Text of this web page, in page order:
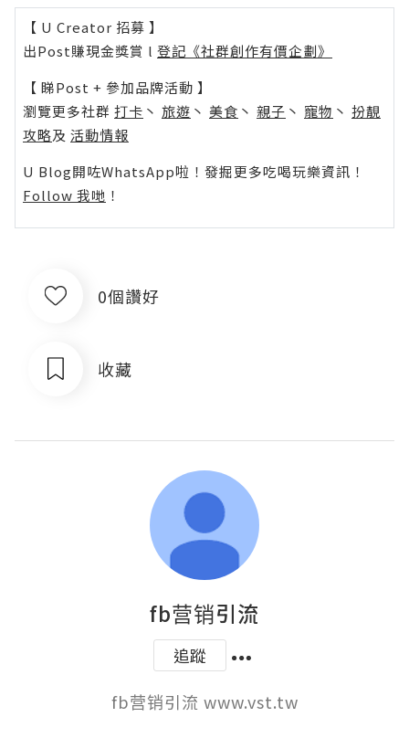
【 U Creator 招募 】
出Post賺現金獎賞 l 登記《社群創作有價企劃》
【 睇Post + 參加品牌活動 】
瀏覽更多社群 打卡 丶 旅遊 丶 美食 丶 親子 丶 寵物 丶 扮靚
攻略及 活動情報
U Blog開咗WhatsApp啦！發掘更多吃喝玩樂資訊！
Follow 我哋 ！
0個讚好
收藏
fb营销引流
追蹤
fb营销引流 www.vst.tw